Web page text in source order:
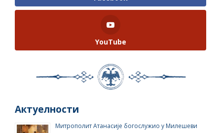
YouTube
Актуелности
Митрополит Атанасије богослужио у Милешеви